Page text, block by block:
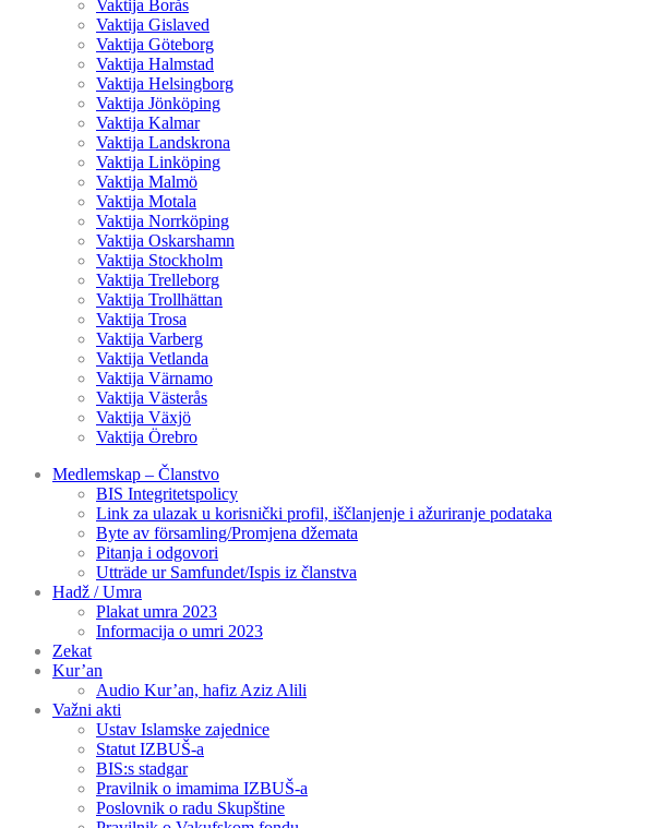
Vaktija Borås
Vaktija Gislaved
Vaktija Göteborg
Vaktija Halmstad
Vaktija Helsingborg
Vaktija Jönköping
Vaktija Kalmar
Vaktija Landskrona
Vaktija Linköping
Vaktija Malmö
Vaktija Motala
Vaktija Norrköping
Vaktija Oskarshamn
Vaktija Stockholm
Vaktija Trelleborg
Vaktija Trollhättan
Vaktija Trosa
Vaktija Varberg
Vaktija Vetlanda
Vaktija Värnamo
Vaktija Västerås
Vaktija Växjö
Vaktija Örebro
Medlemskap – Članstvo
BIS Integritetspolicy
Link za ulazak u korisnički profil, iščlanjenje i ažuriranje podataka
Byte av församling/Promjena džemata
Pitanja i odgovori
Utträde ur Samfundet/Ispis iz članstva
Hadž / Umra
Plakat umra 2023
Informacija o umri 2023
Zekat
Kur’an
Audio Kur’an, hafiz Aziz Alili
Važni akti
Ustav Islamske zajednice
Statut IZBUŠ-a
BIS:s stadgar
Pravilnik o imamima IZBUŠ-a
Poslovnik o radu Skupštine